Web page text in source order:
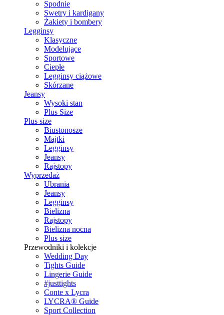
Spodnie
Swetry i kardigany
Żakiety i bombery
Legginsy
Klasyczne
Modelujące
Sportowe
Ciepłe
Legginsy ciążowe
Skórzane
Jeansy
Wysoki stan
Plus Size
Plus size
Biustonosze
Majtki
Legginsy
Jeansy
Rajstopy
Wyprzedaż
Ubrania
Jeansy
Legginsy
Bielizna
Rajstopy
Bielizna nocna
Plus size
Przewodniki i kolekcje
Wedding Day
Tights Guide
Lingerie Guide
#justtights
Conte x Lycra
LYCRA® Guide
Sport Сollection